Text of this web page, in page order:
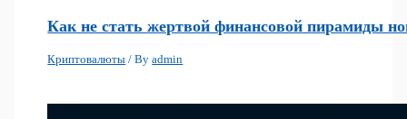
Как не стать жертвой финансовой пирамиды
Криптовалюты / Byadmin